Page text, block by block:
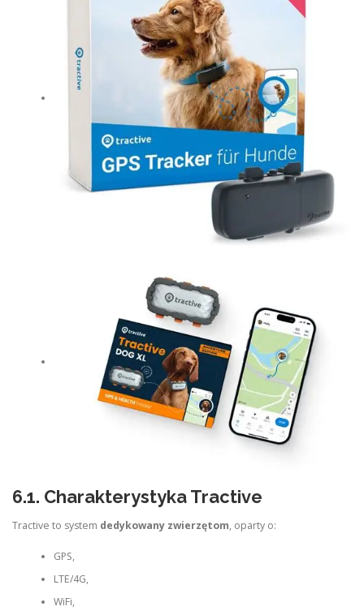
6.1. Charakterystyka Tractive
Tractive to system dedykowany zwierzętom, oparty o:
GPS,
LTE/4G,
WiFi,